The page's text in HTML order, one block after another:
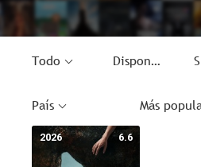
Todo Disponible
País
6.6
2026